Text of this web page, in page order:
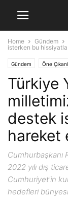
Home Gündem
isterken bu
Gündem Öne
Türkiye
destek
hareket
Cumhurbaşkanı
2022 yılı dış
Cumhuriyet'in
hedefleri